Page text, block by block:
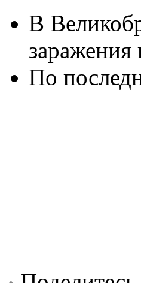
В
заражения
По